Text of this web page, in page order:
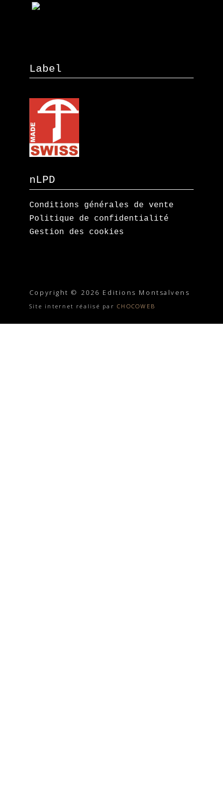
Label
nLPD
Conditions générales de vente
Politique de confidentialité
Gestion des cookies
Copyright © 2026 Editions Montsalvens
Site internet réalisé parCHOCOWEB